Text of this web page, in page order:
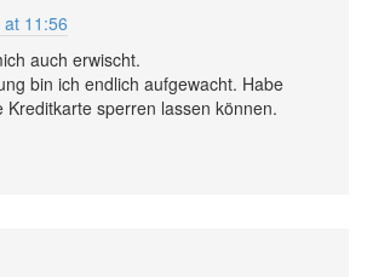
11:56
auch erwischt.
bin ich endlich aufgewacht. Habe
Kreditkarte sperren lassen können.